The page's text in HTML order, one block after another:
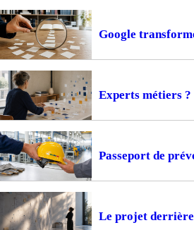
Google
Experts métiers
Passeport de
Le projet